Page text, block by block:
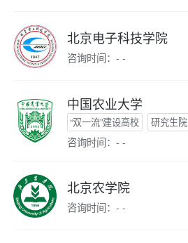
北京电子科技学院
咨询时间：- -
中国农业大学
“双一流”建设高校 研究生院
咨询时间：- -
北京农学院
咨询时间：- -